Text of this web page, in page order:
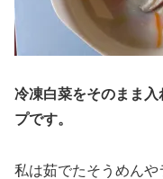
冷凍白菜をそのまま
プです。
私は茹でたそうめん